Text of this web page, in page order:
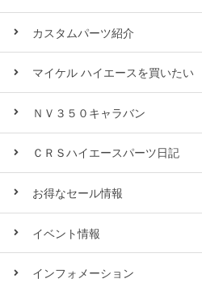
カスタムパーツ紹介
マイケル ハイエースを買いたい
ＮＶ３５０キャラバン
ＣＲＳハイエースパーツ日記
お得なセール情報
イベント情報
インフォメーション